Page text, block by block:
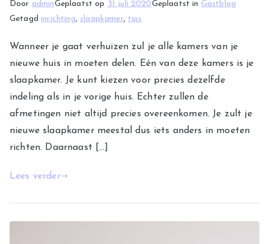
Door adminGeplaatst op 31 juli 2020Geplaatst in Gastblog
Getagd inrichting, slaapkamer, tips
Wanneer je gaat verhuizen zul je alle kamers van je
nieuwe huis in moeten delen. Eén van deze kamers is je
slaapkamer. Je kunt kiezen voor precies dezelfde
indeling als in je vorige huis. Echter zullen de
afmetingen niet altijd precies overeenkomen. Je zult je
nieuwe slaapkamer meestal dus iets anders in moeten
richten. Daarnaast […]
Lees verder